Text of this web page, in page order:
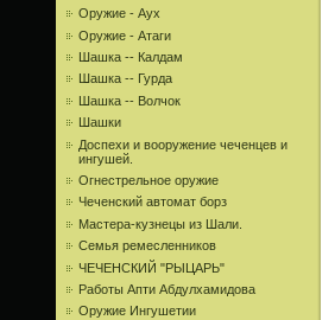
Оружие - Аух
Оружие - Атаги
Шашка -- Калдам
Шашка -- Гурда
Шашка -- Волчок
Шашки
Доспехи и вооружение чеченцев и
ингушей.
Огнестрельное оружие
Чеченский автомат борз
Мастера-кузнецы из Шали.
Семья ремесленников
ЧЕЧЕНСКИЙ "РЫЦАРЬ"
Работы Апти Абдулхамидова
Оружие Ингушетии